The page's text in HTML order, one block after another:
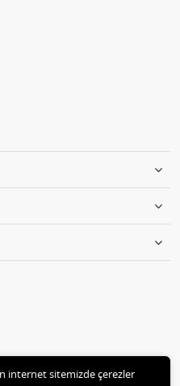
internet sitemizde çerezler